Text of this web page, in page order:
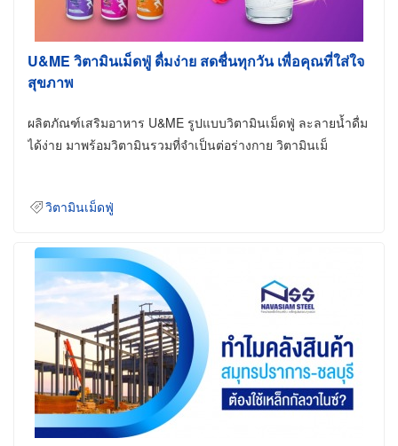
U&ME วิตามินเม็ดฟู่ ดื่มง่าย สดชื่นทุกวัน เพื่อคุณที่ใส่ใจ
สุขภาพ
ผลิตภัณฑ์เสริมอาหาร U&ME รูปแบบวิตามินเม็ดฟู่ ละลายน้ำดื่ม
ได้ง่าย มาพร้อมวิตามินรวมที่จำเป็นต่อร่างกาย วิตามินเม็
วิตามินเม็ดฟู่